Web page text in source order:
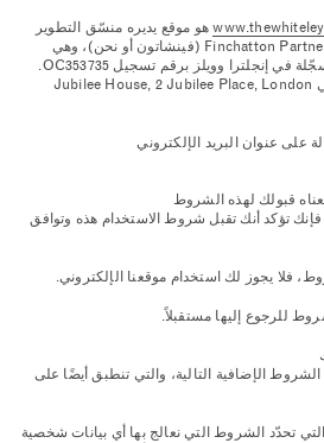
هو موقع يديره منسّق التطوير
للمشروع التطويري، Finchatton Partnership LLP (فينشاتون أو نحن)، وهي
شراكة ذات مسؤولية محدودة مُسجّلة في إنجلترا وويلز برقم تسجيل OC353735.
يقع مكتب فينشاتون المُسجَّل في Jubilee House, 2 Jubilee Place, London
على عنوان البريد الإلكتروني
قبولك لهذه الشروط
فإنك تؤكد أنك تقبل شروط الاستخدام هذه وتوافق
فلا يجوز لك استخدام موقعنا الإلكتروني.
للرجوع إليها مستقبلاً.
الإضافية التالية، والتي تنطبق أيضًا على
تحدّد الشروط التي نعالج بها أي بيانات شخصية